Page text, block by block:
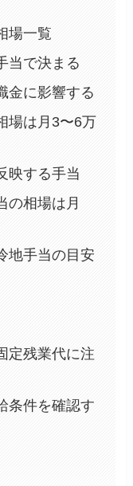
場一覧
当で決まる
金に影響する
場は月3〜6万
映する手当
の相場は月
地手当の目安
定残業代に注
条件を確認す